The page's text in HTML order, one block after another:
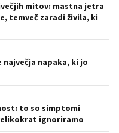
mitov: mastna jetra
temveč zaradi živila, ki
napaka, ki jo
to so simptomi
ignoriramo